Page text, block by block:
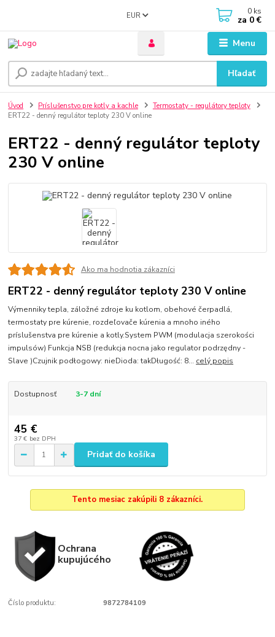
Menu
EUR
Hľadať
0 ks
za 0 €
Úvod Príslušenstvo pre kotly a kachle
Termostaty - regulátory teploty
ERT22 - denný regulátor teploty 230 V online
ERT22 - denný regulátor teploty
230 V online
Ako ma hodnotia zákazníci
ERT22 - denný regulátor teploty 230 V online
Výmenniky tepla, záložné zdroje ku kotlom, obehové čerpadlá,
termostaty pre kúrenie, rozdeľovače kúrenia a mnoho iného
príslušenstva pre kúrenie a kotly.System PWM (modulacja szerokości
impulsów) Funkcja NSB (redukcja nocna jako regulator podrzędny -
Slave )Czujnik podłogowy: nieDioda: takDługość: 8... celý popis
Dostupnosť 3-7 dní
45 €
37 € bez DPH
Pridať do košíka
Tento mesiac zakúpili 8 zákazníci.
Ochrana
kupujúcého
Číslo produktu: 9872784109